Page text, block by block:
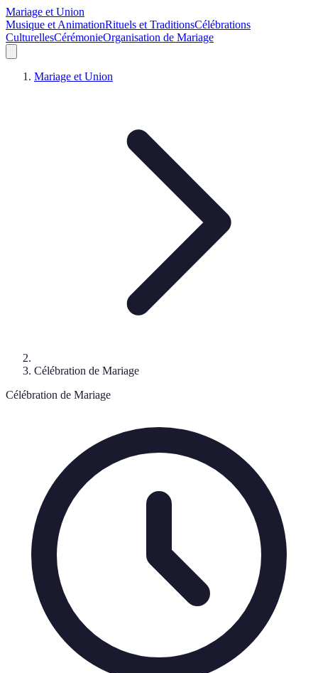
Mariage et Union
Musique et AnimationRituels et TraditionsCélébrations
CulturellesCérémonieOrganisation de Mariage
Mariage et Union
Célébration de Mariage
Célébration de Mariage